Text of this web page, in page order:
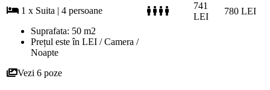
1 x Suita | 4 persoane
Suprafata: 50 m2
Prețul este în LEI / Camera /
Noapte
Vezi 6 poze
741
LEI
780 LEI